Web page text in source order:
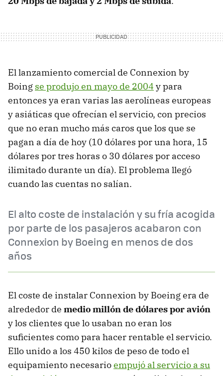
El lanzamiento comercial de Connexion by
Boing se produjo en mayo de 2004 y para
entonces ya eran varias las aerolíneas europeas
y asiáticas que ofrecían el servicio, con precios
que no eran mucho más caros que los que se
pagan a día de hoy (10 dólares por una hora, 15
dólares por tres horas o 30 dólares por acceso
ilimitado durante un día). El problema llegó
cuando las cuentas no salían.
El alto coste de instalación y su fría acogida
por parte de los pasajeros acabaron con
Connexion by Boeing en menos de dos
años
El coste de instalar Connexion by Boeing era de
alrededor de medio millón de dólares por avión
y los clientes que lo usaban no eran los
suficientes como para hacer rentable el servicio.
Ello unido a los 450 kilos de peso de todo el
equipamiento necesarioempujó al servicio a su